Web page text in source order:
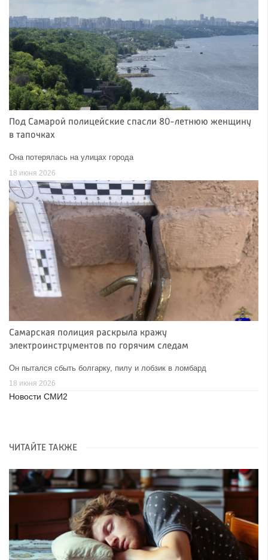
Под Самарой полицейские спасли 80-летнюю женщину
в тапочках
Она потерялась на улицах города
18 июня 2026
Самарская полиция раскрыла кражу
электроинструментов по горячим следам
Он пытался сбыть болгарку, пилу и лобзик в ломбард
18 июня 2026
Новости СМИ2
ЧИТАЙТЕ ТАКЖЕ